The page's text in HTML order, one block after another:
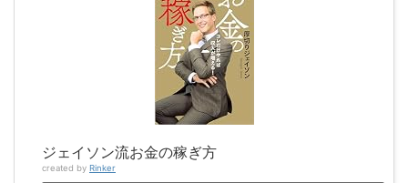
ジェイソン流お金の稼ぎ方
created by Rinker